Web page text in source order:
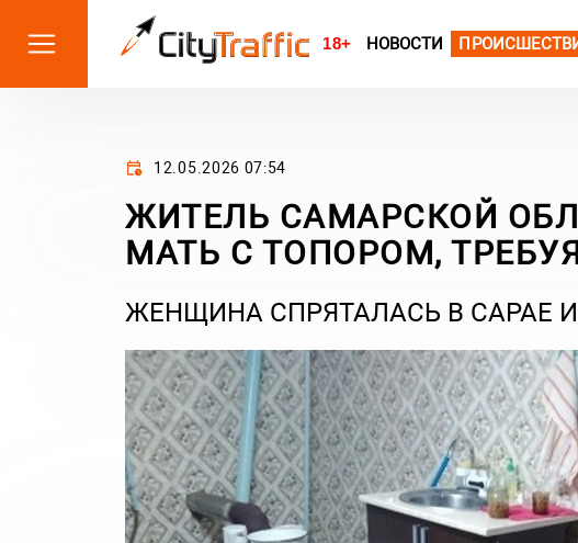
18+ НОВОСТИ
12.05.2026 07:54
ЖИТЕЛЬ САМАРСКОЙ
МАТЬ С ТОПОРОМ,
ЖЕНЩИНА СПРЯТАЛАСЬ В САРАЕ